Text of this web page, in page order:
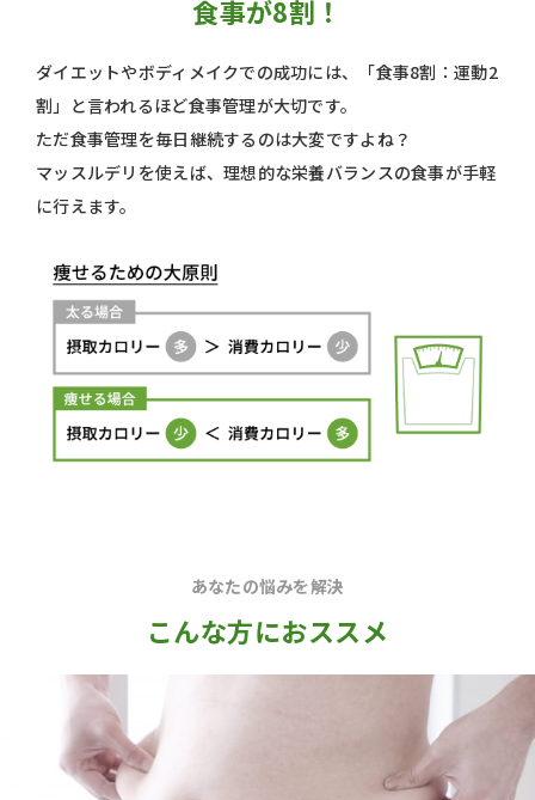
食事が8割！
ダイエットやボディメイクでの成功には、「食事8割：運動2
割」と言われるほど食事管理が大切です。
ただ食事管理を毎日継続するのは大変ですよね？
マッスルデリを使えば、理想的な栄養バランスの食事が手軽
に行えます。
あなたの悩みを解決
こんな方におススメ